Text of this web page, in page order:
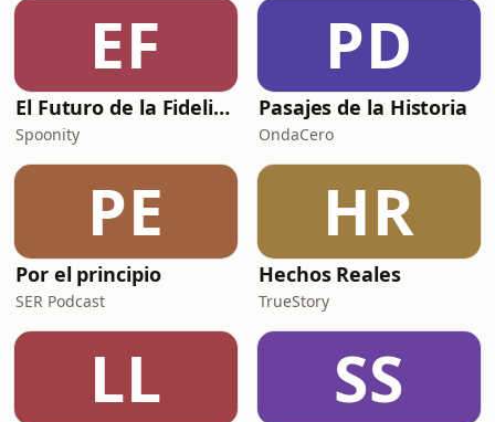
EF
El Futuro de la Fidelización
Spoonity
PD
Pasajes de la Historia
OndaCero
PE
Por el principio
SER Podcast
HR
Hechos Reales
TrueStory
LL SS